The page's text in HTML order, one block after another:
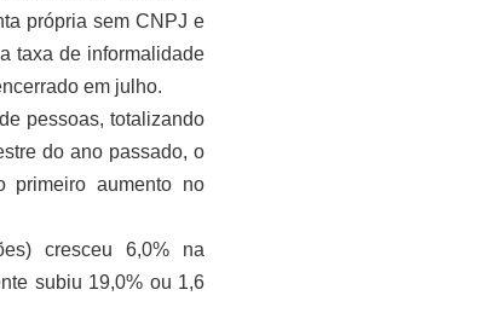
própria sem CNPJ e
taxa de informalidade
em julho.
pessoas, totalizando
do ano passado, o
primeiro aumento no
cresceu 6,0% na
subiu 19,0% ou 1,6